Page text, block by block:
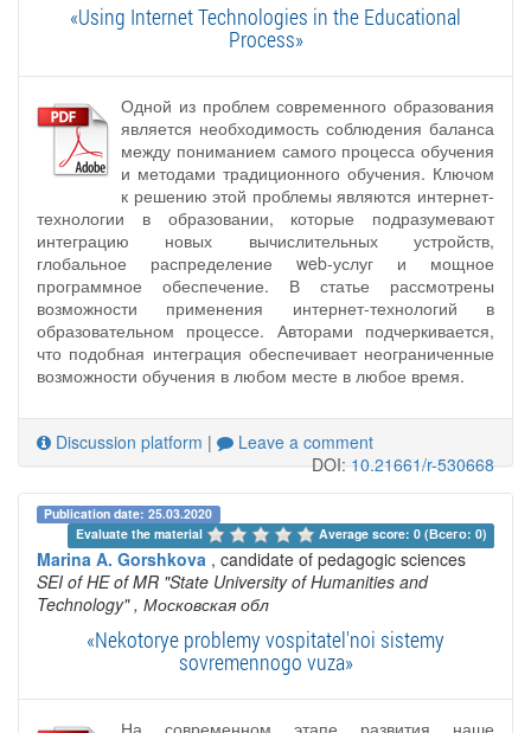
«Using Internet Technologies in the Educational
Process»
Одной из проблем современного образования
является необходимость соблюдения баланса
между пониманием самого процесса обучения
и методами традиционного обучения. Ключом
к решению этой проблемы являются интернет-
технологии в образовании, которые подразумевают
интеграцию новых вычислительных устройств,
глобальное распределение web-услуг и мощное
программное обеспечение. В статье рассмотрены
возможности применения интернет-технологий в
образовательном процессе. Авторами подчеркивается,
что подобная интеграция обеспечивает неограниченные
возможности обучения в любом месте в любое время.
Discussion platform |
Leave a comment
DOI:10.21661/r-530668
Publication date: 25.03.2020
Evaluate the material
Average score: 0 (Всего: 0)
Marina A. Gorshkova , candidate of pedagogic sciences
SEI of HE of MR "State University of Humanities and
Technology" , Московская обл
«Nekotorye problemy vospitatel'noi sistemy
sovremennogo vuza»